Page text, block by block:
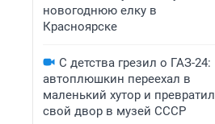
новогоднюю елку в
Красноярске
С детства грезил о ГАЗ-24:
автоплюшкин переехал в
маленький хутор и превратил
свой двор в музей СССР